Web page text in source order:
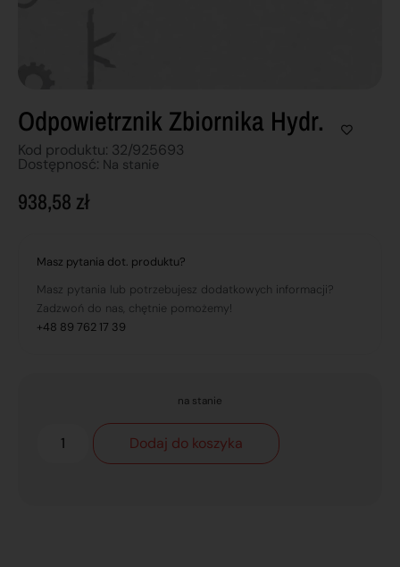
Odpowietrznik Zbiornika Hydr.
Kod produktu: 32/925693
Dostępnosć: Na stanie
938,58 zł
Masz pytania dot. produktu?
Masz pytania lub potrzebujesz dodatkowych informacji?
Zadzwoń do nas, chętnie pomożemy!
+48 89 762 17 39
na stanie
Dodaj do koszyka